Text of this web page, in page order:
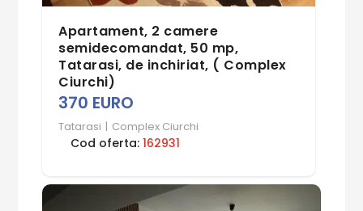
Apartament, 2 camere
semidecomandat, 50 mp,
Tatarasi, de inchiriat, ( Complex
Ciurchi)
370 EURO
Tatarasi | Complex Ciurchi
Cod oferta:162931